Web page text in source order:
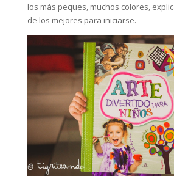
los más peques, muchos colores,
de los mejores para iniciarse.